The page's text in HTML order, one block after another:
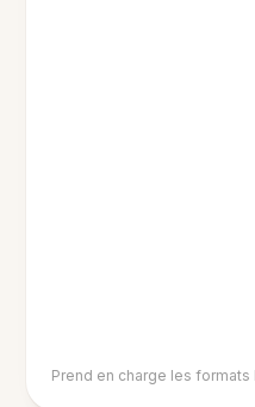
Prend en charge les formats